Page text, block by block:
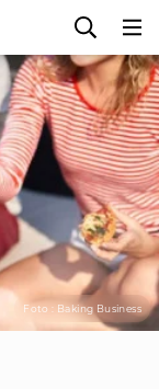
Foto : Baking Business